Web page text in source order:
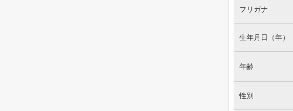
フリガナ
生年月日（年）
年齢
性別